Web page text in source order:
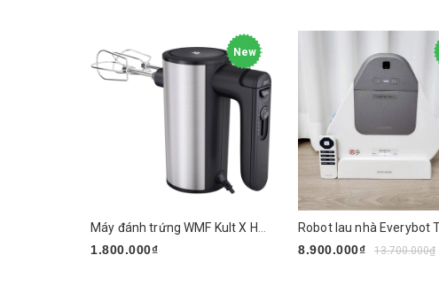
New
1.800.000₫
8.900.000₫
13.700.000₫